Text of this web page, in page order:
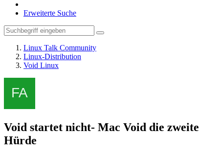
Erweiterte Suche
Linux Talk Community
Linux-Distribution
Void Linux
Void startet nicht- Mac Void die zweite
Hürde